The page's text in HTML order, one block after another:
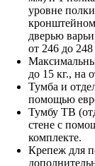
уровне
дверью
от 246 до
до 15 кг., на
Тумба и
помощью
Тумбу ТВ
стене с
комплекте.
Крепеж для